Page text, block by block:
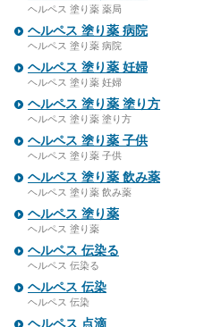
ヘルペス 塗り薬 薬局
ヘルペス 塗り薬 病院
ヘルペス 塗り薬 病院
ヘルペス 塗り薬 妊婦
ヘルペス 塗り薬 妊婦
ヘルペス 塗り薬 塗り方
ヘルペス 塗り薬 塗り方
ヘルペス 塗り薬 子供
ヘルペス 塗り薬 子供
ヘルペス 塗り薬 飲み薬
ヘルペス 塗り薬 飲み薬
ヘルペス 塗り薬
ヘルペス 塗り薬
ヘルペス 伝染る
ヘルペス 伝染る
ヘルペス 伝染
ヘルペス 伝染
ヘルペス 点滴